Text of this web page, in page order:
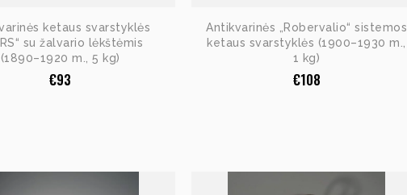
ketaus svarstyklės
su žalvario lėkštėmis
(1890–1920 m., 5 kg)
€93
Antikvarinės „Robervalio“ sistemos
ketaus svarstyklės (1900–1930 m.,
1 kg)
€108